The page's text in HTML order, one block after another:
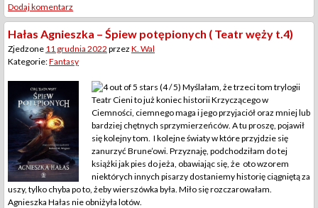
Dodaj komentarz
Hałas Agnieszka – Śpiew potępionych ( Teatr węży t.4)
Zjedzone 11 grudnia 2022 przez K. Wal
Kategorie:Fantasy
(4 / 5) Myślałam, że trzeci tom trylogii
Teatr Cieni to już koniec historii Krzyczącego w
Ciemności, ciemnego maga i jego przyjaciół oraz mniej lub
bardziej chętnych sprzymierzeńców. A tu proszę, pojawił
się kolejny tom. I kolejne światy w które przyjdzie się
zanurzyć Brune’owi. Przyznaję, podchodziłam do tej
książki jak pies do jeża, obawiając się, że oto wzorem
niektórych innych pisarzy dostaniemy historię ciągniętą za
uszy, tylko chyba po to, żeby wierszówka była. Miło się rozczarowałam.
Agnieszka Hałas nie obniżyła lotów.